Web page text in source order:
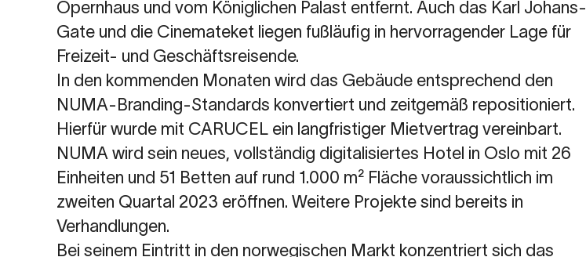
Opernhaus und vom Königlichen Palast entfernt. Auch das Karl Johans-
Gate und die Cinemateket liegen fußläufig in hervorragender Lage für
Freizeit- und Geschäftsreisende.
In den kommenden Monaten wird das Gebäude entsprechend den
NUMA-Branding-Standards konvertiert und zeitgemäß repositioniert.
Hierfür wurde mit CARUCEL ein langfristiger Mietvertrag vereinbart.
NUMA wird sein neues, vollständig digitalisiertes Hotel in Oslo mit 26
Einheiten und 51 Betten auf rund 1.000 m² Fläche voraussichtlich im
zweiten Quartal 2023 eröffnen. Weitere Projekte sind bereits in
Verhandlungen.
Bei seinem Eintritt in den norwegischen Markt konzentriert sich das